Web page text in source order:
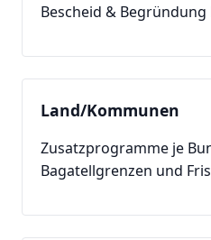
Bescheid & Begründung
Land/Kommunen
Zusatzprogramme je
Bagatellgrenzen und